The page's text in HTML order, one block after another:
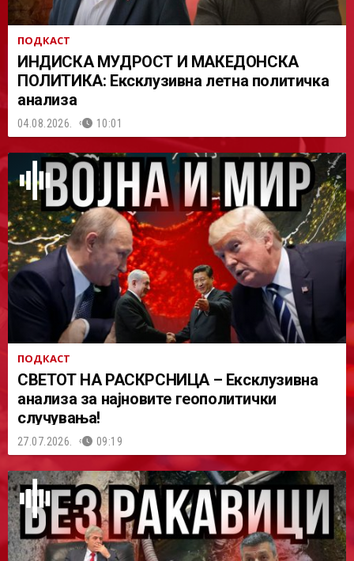
ПОДКАСТ
ИНДИСКА МУДРОСТ И МАКЕДОНСКА
ПОЛИТИКА: Ексклузивна летна политичка
анализа
04.08.2026. 10:01
ПОДКАСТ
СВЕТОТ НА РАСКРСНИЦА – Ексклузивна
анализа за најновите геополитички
случувања!
27.07.2026. 09:19